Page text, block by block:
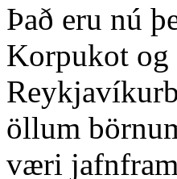
Það eru nú
Korpukot
öllum
væri